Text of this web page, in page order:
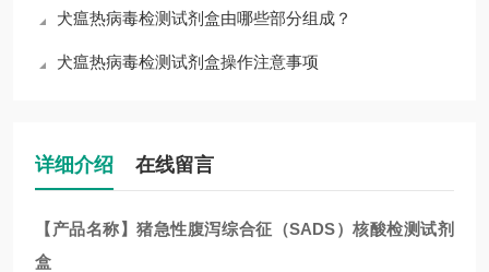
犬瘟热病毒检测试剂盒由哪些部分组成？
犬瘟热病毒检测试剂盒操作注意事项
详细介绍 在线留言
【产品名称】猪急性腹泻综合征（SADS）核酸检测试剂
盒